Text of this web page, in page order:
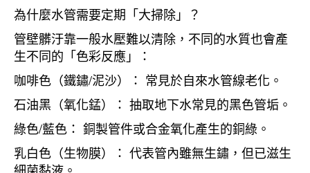
為什麼水管需要定期「大掃除」？
管壁髒汙靠一般水壓難以清除，不同的水質也會產
生不同的「色彩反應」：
咖啡色（鐵鏽/泥沙）： 常見於自來水管線老化。
石油黑（氧化錳）： 抽取地下水常見的黑色管垢。
綠色/藍色： 銅製管件或合金氧化產生的銅綠。
乳白色（生物膜）： 代表管內雖無生鏽，但已滋生